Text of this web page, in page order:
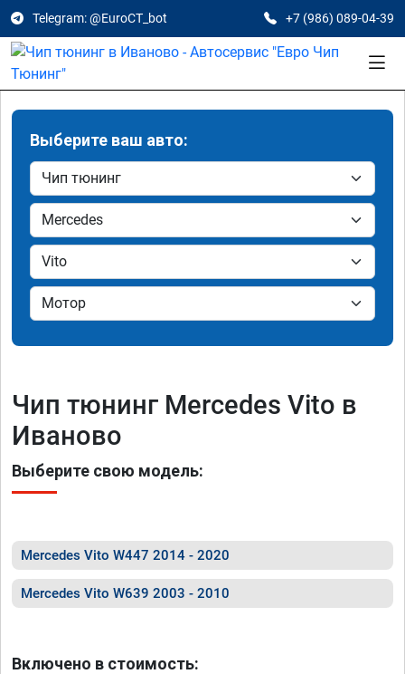
Telegram: @EuroCT_bot +7 (986) 089-04-39
Выберите ваш авто:
Чип тюнинг Mercedes Vito в
Иваново
Выберите свою модель:
Mercedes Vito W447 2014 - 2020
Mercedes Vito W639 2003 - 2010
Включено в стоимость: